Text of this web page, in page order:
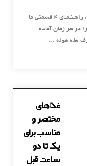
مـی تـوانید شکم خود را به راحتـی آب کنید : راهـنـمـای 4 قسمتی ما
در هر زمان آماده
هله هوله …
غذاهای
مختصر و
مناسب برای
یک تا دو
ساعت قبل